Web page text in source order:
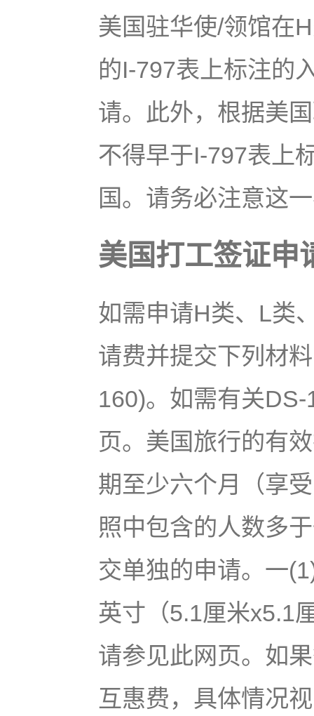
美国驻华使/领馆在
的I-797表上标注的
请。此外，根据美
不得早于I-797表上
国。请务必注意这
美国打工签证申
如需申请H类、L类
请费并提交下列材
160)。如需有关
页。美国旅行的有
期至少六个月（享
照中包含的人数多
交单独的申请。一
英寸（5.1厘米x5.1
请参见此网页。如
互惠费，具体情况